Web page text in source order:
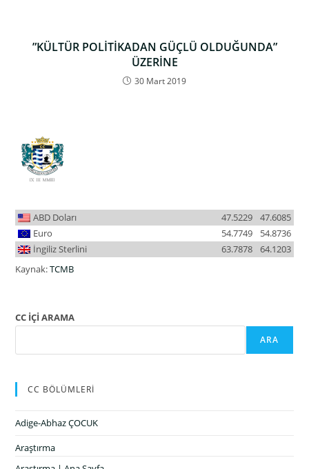
”KÜLTÜR POLİTİKADAN GÜÇLÜ OLDUĞUNDA”
ÜZERİNE
30 Mart 2019
ABD Doları 47.6085
47.5229
Euro
54.8736
54.7749
İngiliz Sterlini
64.1203
63.7878
Kaynak:TCMB
CC İÇİ ARAMA
ARA
CC BÖLÜMLERİ
Adige-Abhaz ÇOCUK
Araştırma